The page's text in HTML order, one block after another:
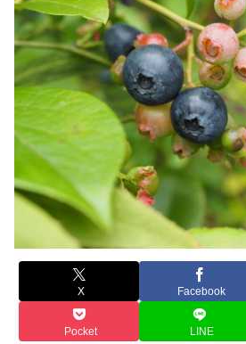
X Facebook
Pocket LINE